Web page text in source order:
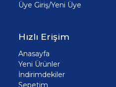
Üye Giriş/Yeni Üye
Hızlı Erişim
Anasayfa
Yeni Ürünler
İndirimdekiler
Sepetim